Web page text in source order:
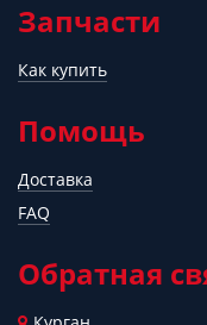
Запчасти
Как купить
Помощь
Доставка
FAQ
Обратная